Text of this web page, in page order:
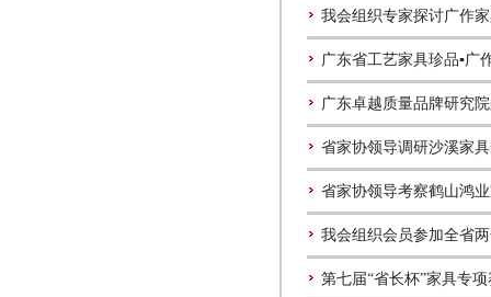
我会组织专家探讨广作
广东省工艺家具珍品▪广
广东卓越质量品牌研究
省家协领导调研沙溪家
省家协领导考察鹤山鸿
我会组织会员参加全省
第七届“省长杯”家具专